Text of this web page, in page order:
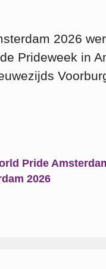
2026
Prideweek in
Pride
2026